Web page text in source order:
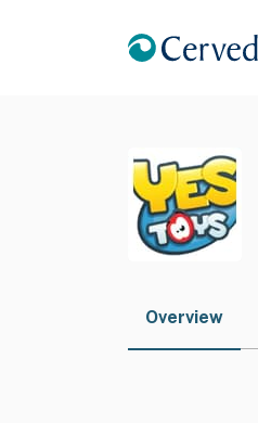
Overview